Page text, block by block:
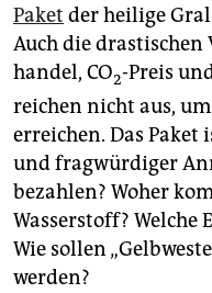
Paket der heilige
Auch die drastischen
handel, CO2-Preis
reichen nicht aus,
erreichen. Das Paket
und fragwürdiger
bezahlen? Woher
Wasserstoff? Welche
Wie sollen
werden?